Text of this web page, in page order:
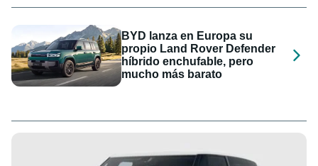
BYD lanza en Europa su
propio Land Rover Defender
híbrido enchufable, pero
mucho más barato